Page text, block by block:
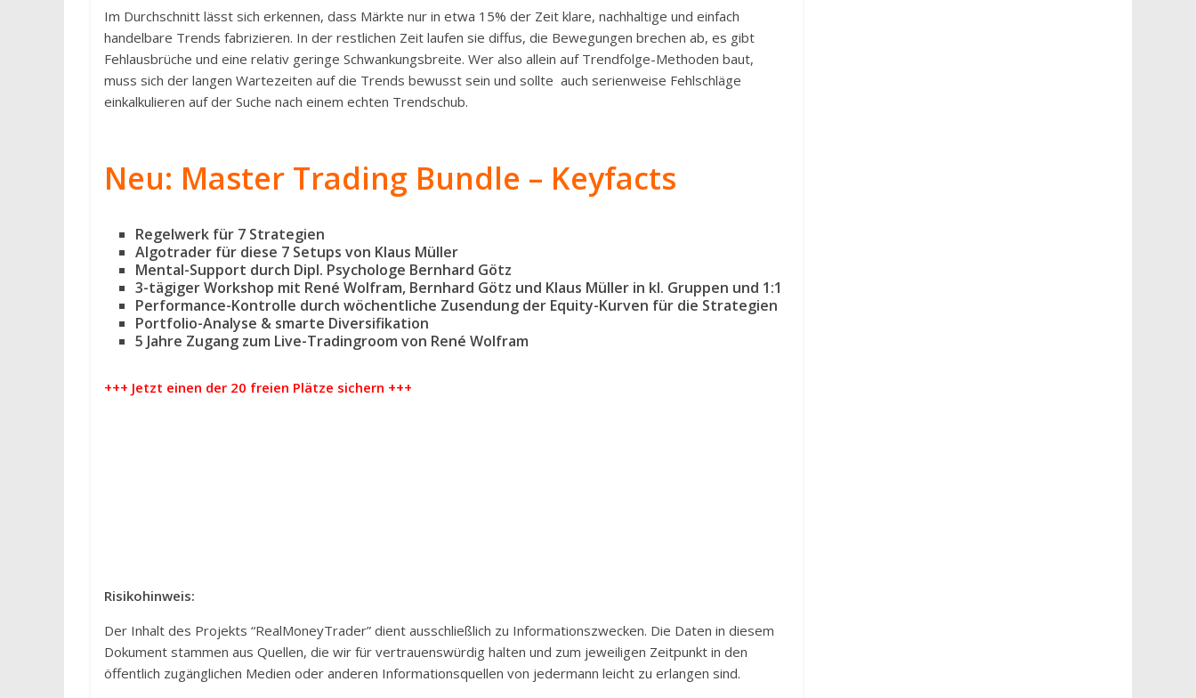
Im Durchschnitt lässt sich erkennen, dass Märkte nur in etwa 15% der Zeit klare, nachhaltige und einfach
handelbare Trends fabrizieren. In der restlichen Zeit laufen sie diffus, die Bewegungen brechen ab, es gibt
Fehlausbrüche und eine relativ geringe Schwankungsbreite. Wer also allein auf Trendfolge-Methoden baut,
muss sich der langen Wartezeiten auf die Trends bewusst sein und sollte auch serienweise Fehlschläge
einkalkulieren auf der Suche nach einem echten Trendschub.
Neu: Master Trading Bundle – Keyfacts
Regelwerk für 7 Strategien
Algotrader für diese 7 Setups von Klaus Müller
Mental-Support durch Dipl. Psychologe Bernhard Götz
3-tägiger Workshop mit René Wolfram, Bernhard Götz und Klaus Müller in kl. Gruppen und 1:1
Performance-Kontrolle durch wöchentliche Zusendung der Equity-Kurven für die Strategien
Portfolio-Analyse & smarte Diversifikation
5 Jahre Zugang zum Live-Tradingroom von René Wolfram
+++ Jetzt einen der 20 freien Plätze sichern +++
Risikohinweis:
Der Inhalt des Projekts “RealMoneyTrader” dient ausschließlich zu Informationszwecken. Die Daten in diesem
Dokument stammen aus Quellen, die wir für vertrauenswürdig halten und zum jeweiligen Zeitpunkt in den
öffentlich zugänglichen Medien oder anderen Informationsquellen von jedermann leicht zu erlangen sind.